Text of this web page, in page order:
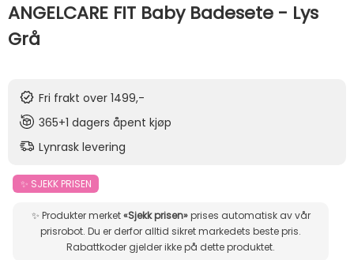
ANGELCARE FIT Baby Badesete - Lys
Grå
Fri frakt over 1499,-
365+1 dagers åpent kjøp
Lynrask levering
✨ SJEKK PRISEN
✨ Produkter merket«Sjekk prisen»prises automatisk av vår
prisrobot. Du er derfor alltid sikret markedets beste pris.
Rabattkoder gjelder ikke på dette produktet.